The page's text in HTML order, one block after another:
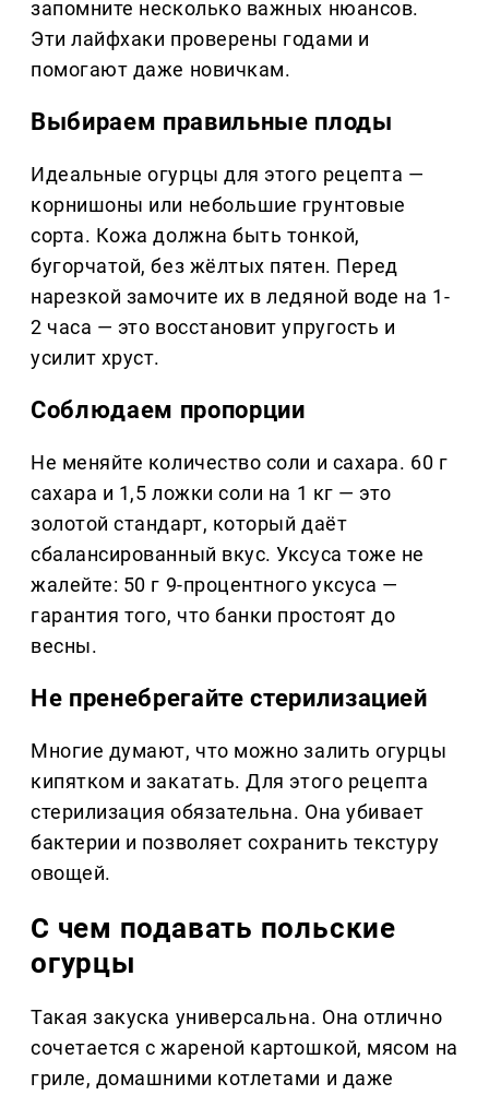
запомните несколько важных нюансов.
Эти лайфхаки проверены годами и
помогают даже новичкам.
Выбираем правильные плоды
Идеальные огурцы для этого рецепта —
корнишоны или небольшие грунтовые
сорта. Кожа должна быть тонкой,
бугорчатой, без жёлтых пятен. Перед
нарезкой замочите их в ледяной воде на 1-
2 часа — это восстановит упругость и
усилит хруст.
Соблюдаем пропорции
Не меняйте количество соли и сахара. 60 г
сахара и 1,5 ложки соли на 1 кг — это
золотой стандарт, который даёт
сбалансированный вкус. Уксуса тоже не
жалейте: 50 г 9-процентного уксуса —
гарантия того, что банки простоят до
весны.
Не пренебрегайте стерилизацией
Многие думают, что можно залить огурцы
кипятком и закатать. Для этого рецепта
стерилизация обязательна. Она убивает
бактерии и позволяет сохранить текстуру
овощей.
С чем подавать польские
огурцы
Такая закуска универсальна. Она отлично
сочетается с жареной картошкой, мясом на
гриле, домашними котлетами и даже